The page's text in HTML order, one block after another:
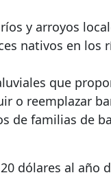
y arroyos
nativos en los
que
o reemplazar
de familias de
dólares al año